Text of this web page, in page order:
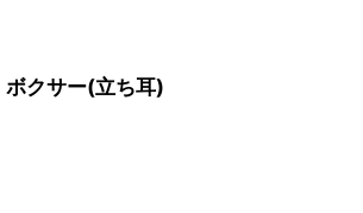
クサー(立ち耳)